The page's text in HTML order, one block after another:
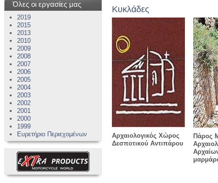
Όλες οι εργασίες μας
2019
2015
2013
2010
2009
2008
2007
2006
2005
2004
2003
2002
2001
2000
1999
Ευρετήριο Περιεχομένων
Κυκλάδες
Αρχαιολογικός Χώρος
Δεσποτικού Αντιπάρου
Πάρος